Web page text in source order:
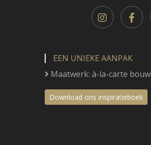
EEN UNIEKE AANPAK
Maatwerk: à-la-carte
Download ons inspiratieboek